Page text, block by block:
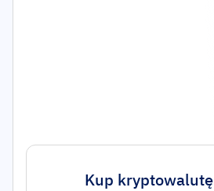
Kup kryptowalutę